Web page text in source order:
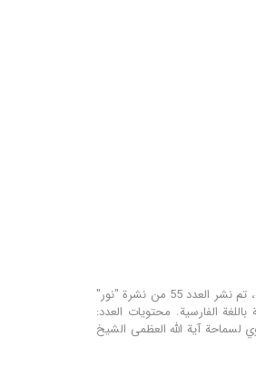
مؤسسة نور للترجمة و البحوث تحت إشراف مكتب سماحة المرجع الديني اية الله العظمى الشيخ محمد اليعقوبي (دام ظله) في قم المقدسة، تم نشر العدد 55 من نشرة "نور"
الفارسية. محتويات العدد:
آية الله العظمى الشيخ